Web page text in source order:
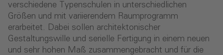
verschiedene Typenschulen in unterschiedlichen
Größen und mit variierendem Raumprogramm
erarbeitet. Dabei sollen architektonischer
Gestaltungswille und serielle Fertigung in einem neuen
und sehr hohen Maß zusammengebracht und für die